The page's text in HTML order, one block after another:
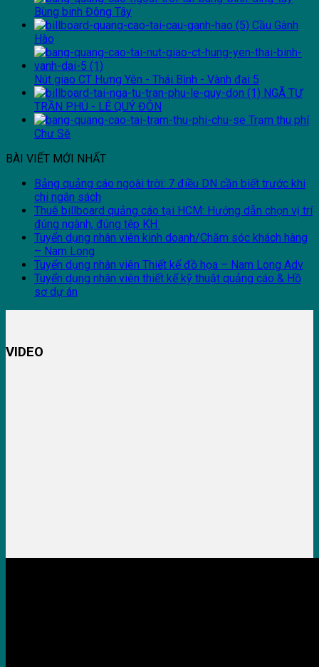
Bùng binh Đông Tây
Cầu Gành
Hào
Nút giao CT Hưng Yên - Thái Bình - Vành đai 5
NGÃ TƯ
TRẦN PHÚ - LÊ QUÝ ĐÔN
Trạm thu phí
Chư Sê
BÀI VIẾT MỚI NHẤT
Bảng quảng cáo ngoài trời: 7 điều DN cần biết trước khi
chi ngân sách
Thuê billboard quảng cáo tại HCM: Hướng dẫn chọn vị trí
đúng ngành, đúng tệp KH
Tuyển dụng nhân viên kinh doanh/Chăm sóc khách hàng
– Nam Long
Tuyển dụng nhân viên Thiết kế đồ họa – Nam Long Adv
Tuyển dụng nhân viên thiết kế kỹ thuật quảng cáo & Hồ
sơ dự án
VIDEO